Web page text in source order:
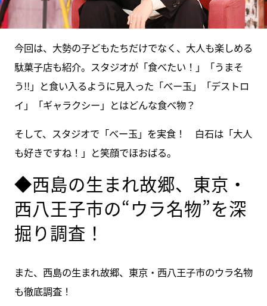
今回は、大勢の子どもたちだけでなく、大人も楽しめる
駄菓子店も紹介。スタジオが「食べたい！」「うまそ
う!!」と食い入るように見入った「べー玉」「デストロ
イ」「ギャラクシー」とはどんな食べ物？
そして、スタジオで「べー玉」を実食！ 白石は「大人
も好きですね！」と笑顔でほおばる。
◆西島の生まれ故郷、東京・
西八王子市の“ウラ名物”を深
掘り調査！
また、西島の生まれ故郷、東京・西八王子市のウラ名物
も徹底調査！